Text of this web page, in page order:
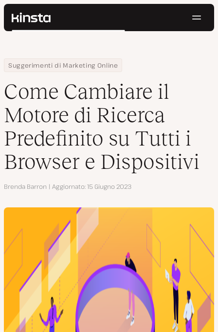
Kinsta®
Prezzi
Contatti
Cerca
Home
Centro Risorse
Blog
Suggerimenti di Marketing Online
Come Cambiare il Motore di Ricerca Predefinito su Tutti i
Come Cambiare il
Motore di Ricerca
Predefinito su Tutti i
Browser e Dispositivi
Autore
Brenda Barron Aggiornato 15 Giugno 2023